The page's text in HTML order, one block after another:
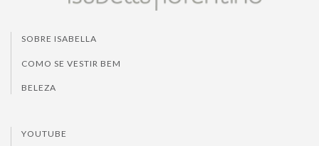
SOBRE ISABELLA
COMO SE VESTIR BEM
BELEZA
YOUTUBE